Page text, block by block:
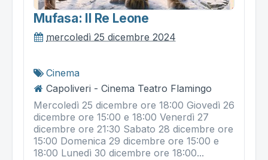
Mufasa: Il Re Leone
mercoledì 25 dicembre 2024
Cinema
Capoliveri - Cinema Teatro Flamingo
Mercoledì 25 dicembre ore 18:00 Giovedì 26
dicembre ore 15:00 e 18:00 Venerdì 27
dicembre ore 21:30 Sabato 28 dicembre ore
15:00 Domenica 29 dicembre ore 15:00 e
18:00 Lunedì 30 dicembre ore 18:00...